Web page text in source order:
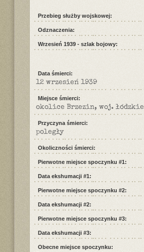
Przebieg służby wojskowej:
Odznaczenia:
Wrzesień 1939 - szlak bojowy:
Data śmierci:
12 wrzesień 1939
Miejsce śmierci:
okolice Brzezin, woj. łódzkie
Przyczyna śmierci:
poległy
Okoliczności śmierci:
Pierwotne miejsce spoczynku #1:
Data ekshumacji #1:
Pierwotne miejsce spoczynku #2:
Data ekshumacji #2:
Pierwotne miejsce spoczynku #3:
Data ekshumacji #3:
Obecne miejsce spoczynku: